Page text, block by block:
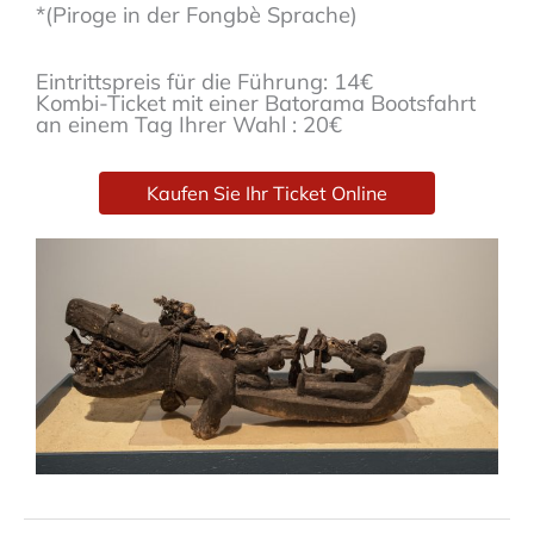
*(Piroge in der Fongbè Sprache)
Eintrittspreis für die Führung: 14€
Kombi-Ticket mit einer Batorama Bootsfahrt
an einem Tag Ihrer Wahl : 20€
Kaufen Sie Ihr Ticket Online